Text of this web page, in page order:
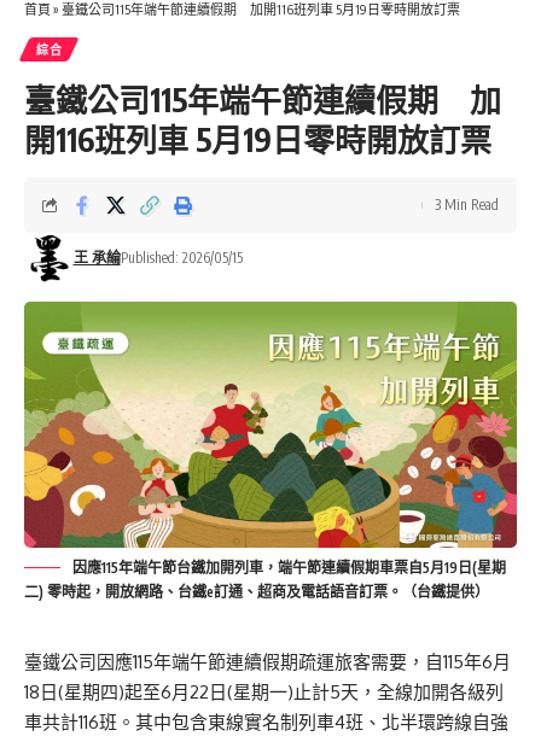
首頁 » 臺鐵公司115年端午節連續假期 加開116班列車 5月19日零時開放訂票
綜合
臺鐵公司115年端午節連續假期 加
開116班列車 5月19日零時開放訂票
王 承綸Published: 2026/05/15
3 Min Read
因應115年端午節台鐵加開列車，端午節連續假期車票自5月19日(星期
二) 零時起，開放網路、台鐵e訂通、超商及電話語音訂票。（台鐵提供）
臺鐵公司因應115年端午節連續假期疏運旅客需要，自115年6月
18日(星期四)起至6月22日(星期一)止計5天，全線加開各級列
車共計116班。其中包含東線實名制列車4班、北半環跨線自強